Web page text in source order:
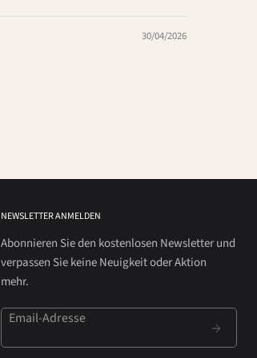
30/04/2026
NEWSLETTER ANMELDEN
Abonnieren Sie den kostenlosen Newsletter und
verpassen Sie keine Neuigkeit oder Aktion
mehr.
Email-Adresse